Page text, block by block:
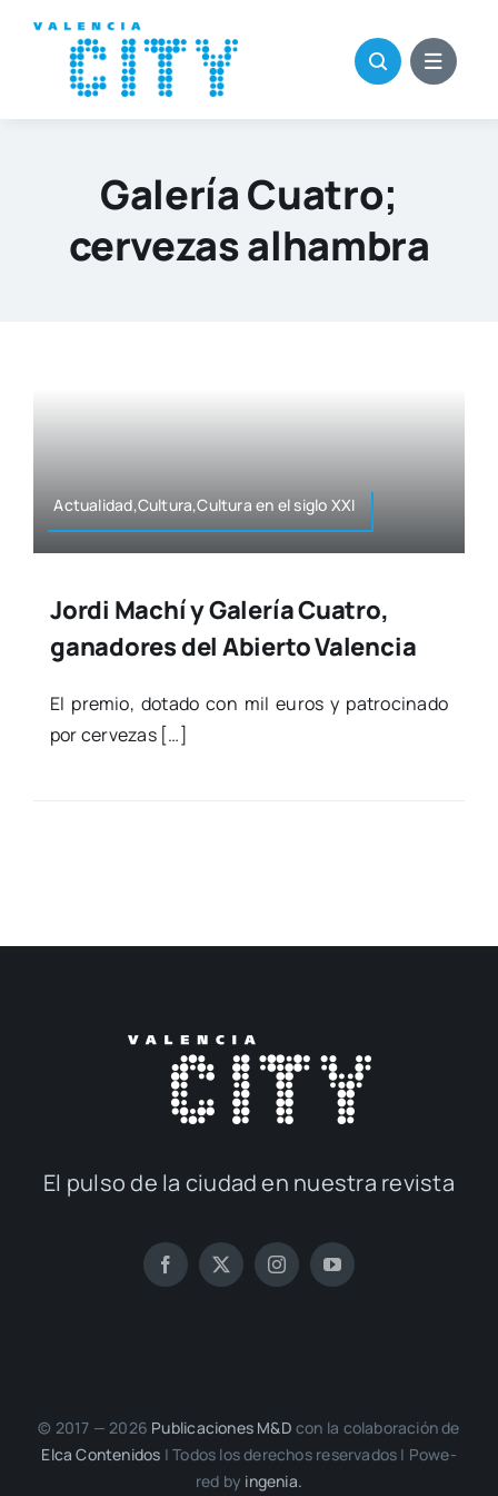
contenido
Galería Cuatro;
cervezas alhambra
Actualidad,Cultura,Cultura en el siglo XXI
Jordi Machí y Galería Cuatro,
ganadores del Abierto Valencia
El pre­mio, dota­do con mil euros y patro­ci­na­do
por cer­ve­zas […]
El pul­so de la ciu­dad en nues­tra revis­ta
© 2017 — 2026 Publi­ca­cio­nes M&D con la cola­bo­ra­ción de
Elca Con­te­ni­dos | Todos los dere­chos reser­va­dos | Powe­
red by inge­nia.